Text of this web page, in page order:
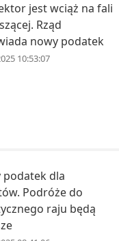
jest wciąż na fali
Rząd
nowy podatek
10:53:07
podatek dla
Podróże do
raju będą